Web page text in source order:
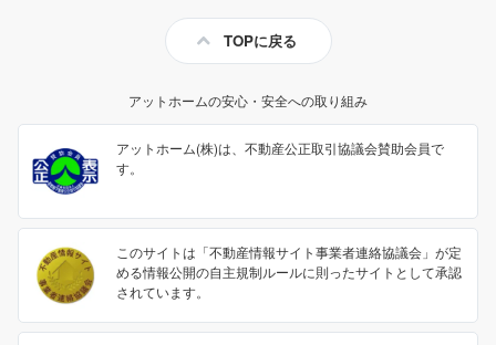
TOPに戻る
アットホームの安心・安全への取り組み
アットホーム(株)は、不動産公正取引協議会賛助会員で
す。
このサイトは「不動産情報サイト事業者連絡協議会」が定
める情報公開の自主規制ルールに則ったサイトとして承認
されています。